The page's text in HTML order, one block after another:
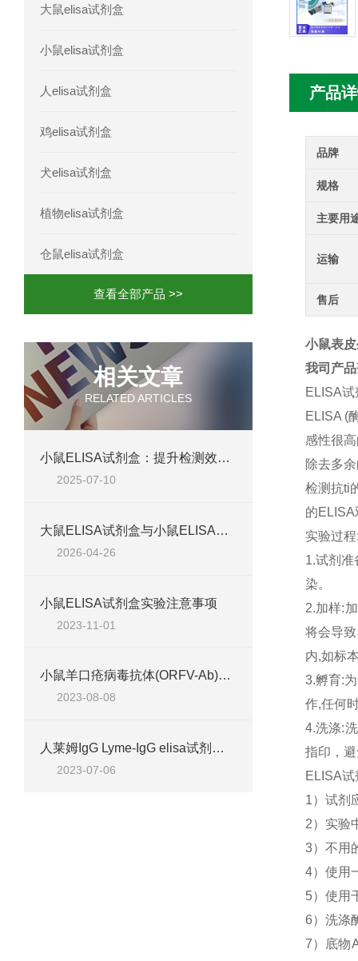
大鼠elisa试剂盒
小鼠elisa试剂盒
人elisa试剂盒
鸡elisa试剂盒
犬elisa试剂盒
植物elisa试剂盒
仓鼠elisa试剂盒
查看全部产品 >>
相关文章
RELATED ARTICLES
小鼠ELISA试剂盒：提升检测效率与准确性的解决方案
2025-07-10
大鼠ELISA试剂盒与小鼠ELISA试剂盒对比：检测差异、适用物种及实验场景差异化分析
2026-04-26
小鼠ELISA试剂盒实验注意事项
2023-11-01
小鼠羊口疮病毒抗体(ORFV-Ab)elisa试剂盒
2023-08-08
人莱姆IgG Lyme-IgG elisa试剂盒说明
2023-07-06
产品
品牌
规格
主要用
运输
售后
小鼠表
我司产
ELISA
ELISA (
感性很
除去多
检测抗ti
的
实验过程
1.试剂
染。
2.加样:
将会导
内,如标
3.孵育:
作,任何
4.洗涤:
指印，
ELISA
1）试剂
2）实验
3）不用
4）使用
5）使用
6）洗涤
7）底物